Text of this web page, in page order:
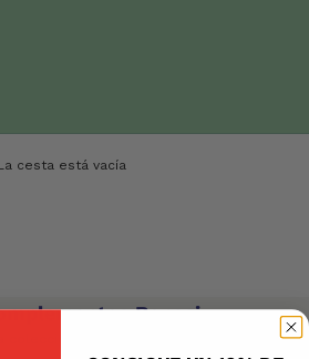
cesta está vacía
Bonsai